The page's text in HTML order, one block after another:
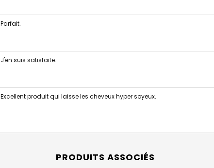
Parfait.
J'en suis satisfaite.
Excellent produit qui laisse les cheveux hyper soyeux.
PRODUITS ASSOCIÉS